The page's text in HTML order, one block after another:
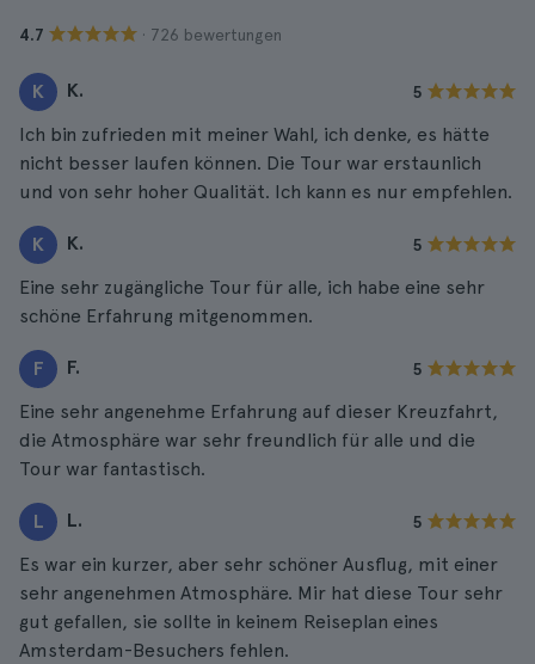
4.7 · 726 bewertungen
K K. 5
Ich bin zufrieden mit meiner Wahl, ich denke, es hätte
nicht besser laufen können. Die Tour war erstaunlich
und von sehr hoher Qualität. Ich kann es nur empfehlen.
K K. 5
Eine sehr zugängliche Tour für alle, ich habe eine sehr
schöne Erfahrung mitgenommen.
F F. 5
Eine sehr angenehme Erfahrung auf dieser Kreuzfahrt,
die Atmosphäre war sehr freundlich für alle und die
Tour war fantastisch.
L L. 5
Es war ein kurzer, aber sehr schöner Ausflug, mit einer
sehr angenehmen Atmosphäre. Mir hat diese Tour sehr
gut gefallen, sie sollte in keinem Reiseplan eines
Amsterdam-Besuchers fehlen.